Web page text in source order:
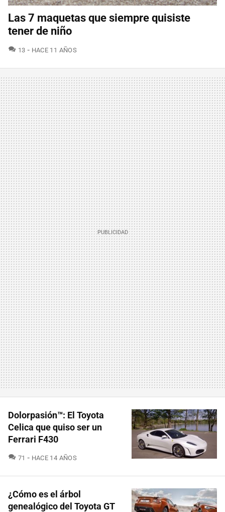
Las 7 maquetas que siempre quisiste
tener de niño
13 COMENTARIOS
HACE 11 AÑOS
Dolorpasión™: El Toyota
Celica que quiso ser un
Ferrari F430
71 COMENTARIOS
HACE 14 AÑOS
¿Cómo es el árbol
genealógico del Toyota GT